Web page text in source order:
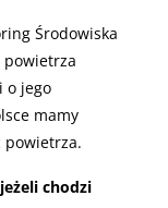
Środowiska
powietrza
o jego
mamy
powietrza.
chodzi